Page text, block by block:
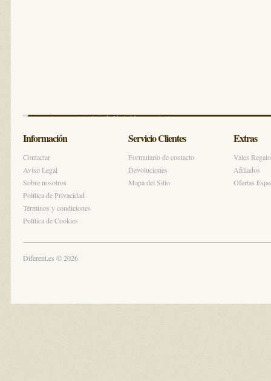
Información
Contactar
Aviso Legal
Sobre nosotros
Política de Privacidad
Términos y condiciones
Política de Cookies
Servicio Clientes
Formulario de contacto
Devoluciones
Mapa del Sitio
Extras
Vales Regalo
Afiliados
Ofertas
Diferent.es © 2026